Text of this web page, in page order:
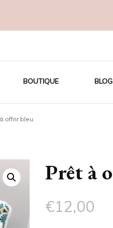
BOUTIQUE BLOG
offrir bleu
Prêt à
€12,00